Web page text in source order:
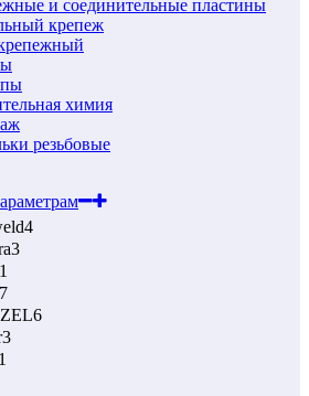
и соединительные пластины
крепеж
химия
резьбовые
4
3
1
7
6
3
1